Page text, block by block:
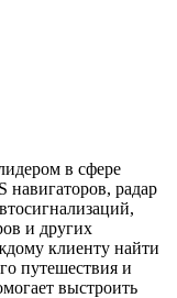
в сфере
радар
и других
клиенту найти
путешествия и
выстроить